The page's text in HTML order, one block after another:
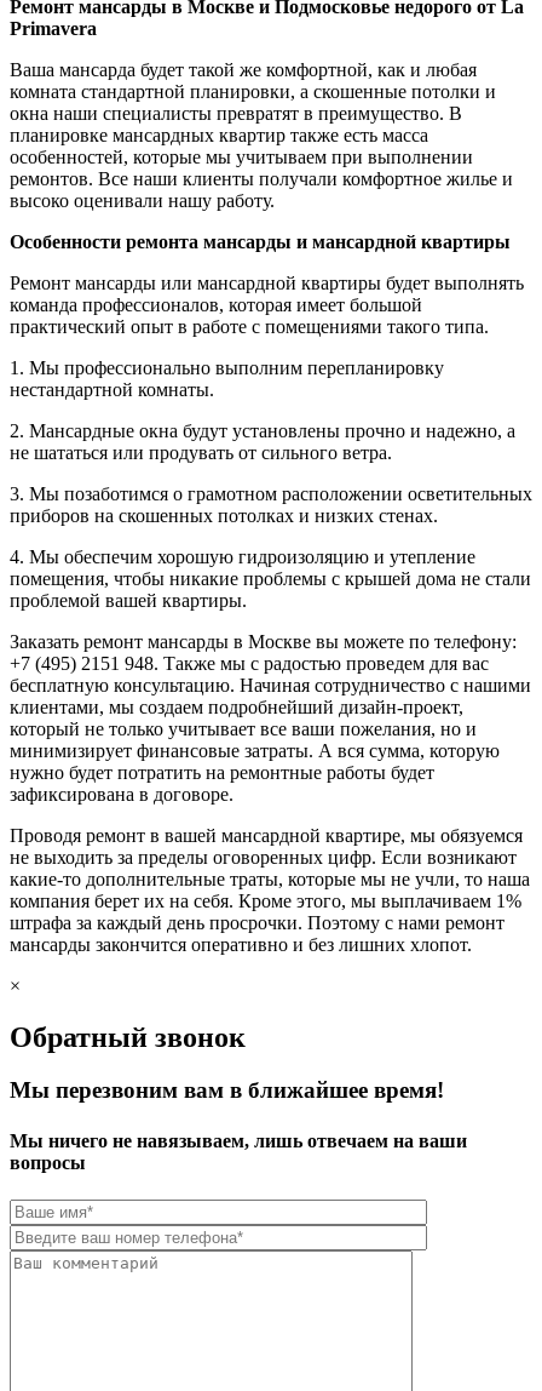
Ремонт мансарды в Москве и Подмосковье недорого от La
Primavera
Ваша мансарда будет такой же комфортной, как и любая
комната стандартной планировки, а скошенные потолки и
окна наши специалисты превратят в преимущество. В
планировке мансардных квартир также есть масса
особенностей, которые мы учитываем при выполнении
ремонтов. Все наши клиенты получали комфортное жилье и
высоко оценивали нашу работу.
Особенности ремонта мансарды и мансардной квартиры
Ремонт мансарды или мансардной квартиры будет выполнять
команда профессионалов, которая имеет большой
практический опыт в работе с помещениями такого типа.
1. Мы профессионально выполним перепланировку
нестандартной комнаты.
2. Мансардные окна будут установлены прочно и надежно, а
не шататься или продувать от сильного ветра.
3. Мы позаботимся о грамотном расположении осветительных
приборов на скошенных потолках и низких стенах.
4. Мы обеспечим хорошую гидроизоляцию и утепление
помещения, чтобы никакие проблемы с крышей дома не стали
проблемой вашей квартиры.
Заказать ремонт мансарды в Москве вы можете по телефону:
+7 (495) 2151 948. Также мы с радостью проведем для вас
бесплатную консультацию. Начиная сотрудничество с нашими
клиентами, мы создаем подробнейший дизайн-проект,
который не только учитывает все ваши пожелания, но и
минимизирует финансовые затраты. А вся сумма, которую
нужно будет потратить на ремонтные работы будет
зафиксирована в договоре.
Проводя ремонт в вашей мансардной квартире, мы обязуемся
не выходить за пределы оговоренных цифр. Если возникают
какие-то дополнительные траты, которые мы не учли, то наша
компания берет их на себя. Кроме этого, мы выплачиваем 1%
штрафа за каждый день просрочки. Поэтому с нами ремонт
мансарды закончится оперативно и без лишних хлопот.
×
Обратный звонок
Мы перезвоним вам в ближайшее время!
Мы ничего не навязываем, лишь отвечаем на ваши
вопросы